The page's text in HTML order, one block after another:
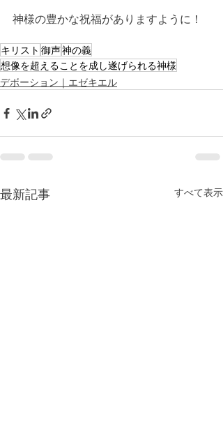
神様の豊かな祝福がありますように！
キリスト 御声神の義
想像を超えることを成し遂げられる神様
デボーション｜エゼキエル
最新記事 すべて表示